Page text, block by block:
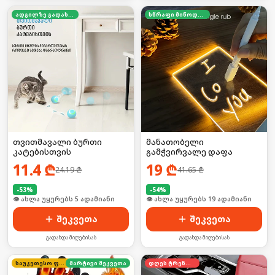
ადგილზე გადახდა
თვითმავალი ბურთი
კატებისთვის
11.4₾24.19₾
-53%
🛒 ბოლო 24სთ-ში იყიდა 11-მა
შეკვეთა
გადახდა მიღებისას
სწრაფი მიწოდება
მანათობელი
გამჭვირვალე დაფა
19 ₾41.65₾
-54%
🛒 ბოლო 24სთ-ში იყიდა 26-მა
შეკვეთა
გადახდა მიღებისას
საუკეთესო ფასი მარტივი შეკვეთა დღეს ტრენდში